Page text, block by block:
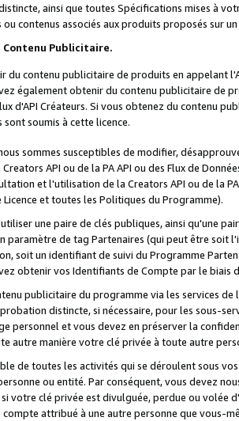
ainsi que toutes Spécifications mises à
contenus associés aux produits proposés sur
Publicitaire.
du contenu publicitaire de produits en appelant
également obtenir du contenu publicitaire de
d'API Créateurs. Si vous obtenez du contenu
sont soumis à cette licence.
sommes susceptibles de modifier,
API ou de la PA API ou des Flux de
et l'utilisation de la Creators API ou de la
et toutes les Politiques du Programme).
une paire de clés publiques, ainsi qu'une
paramètre de tag Partenaires (qui peut être soit
soit un identifiant de suivi du Programme
obtenir vos Identifiants de Compte par le biais
publicitaire du programme via les services
distincte, si nécessaire, pour les sous-
personnel et vous devez en préserver la
autre manière votre clé privée à toute autre
de toutes les activités qui se déroulent sous
ou entité. Par conséquent, vous devez
votre clé privée est divulguée, perdue ou volée
attribué à une autre personne que vous-